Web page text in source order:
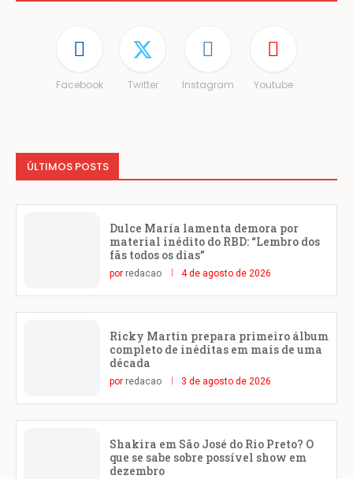
Facebook Twitter Instagram Youtube
ÚLTIMOS POSTS
Dulce María lamenta demora por
material inédito do RBD: “Lembro dos
fãs todos os dias”
por redacao 4 de agosto de 2026
Ricky Martin prepara primeiro álbum
completo de inéditas em mais de uma
década
por redacao 3 de agosto de 2026
Shakira em São José do Rio Preto? O
que se sabe sobre possível show em
dezembro